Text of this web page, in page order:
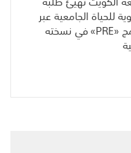
للحياة الجامعية عبر
برنامج «PRE» في نسخته